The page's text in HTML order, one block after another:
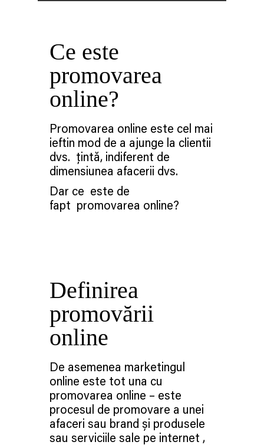
Ce este
promovarea
online?
Promovarea online este cel mai
ieftin mod de a ajunge la clientii
dvs. țintă, indiferent de
dimensiunea afacerii dvs.
Dar ce este de
fapt promovarea online?
Definirea
promovării
online
De asemenea marketingul
online este tot una cu
promovarea online – este
procesul de promovare a unei
afaceri sau brand și produsele
sau serviciile sale pe internet ,